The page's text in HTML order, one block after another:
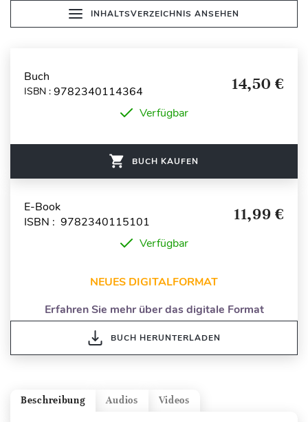
INHALTSVERZEICHNIS ANSEHEN
Buch
ISBN : 9782340114364 14,50 €
Verfügbar
BUCH KAUFEN
E-Book
ISBN : 9782340115101
11,99 €
Verfügbar
NEUES DIGITALFORMAT
Erfahren Sie mehr über das digitale Format
BUCH HERUNTERLADEN
Videos
Audios
Beschreibung